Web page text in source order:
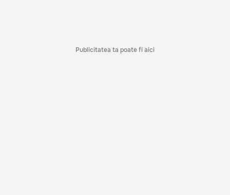
Publicitatea ta poate fi aici